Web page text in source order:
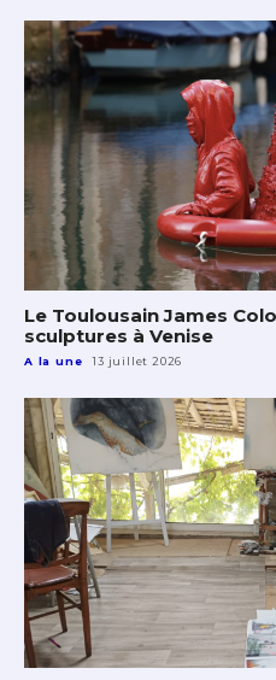
Le Toulousain James
sculptures à Venise
A la une 13 juillet 2026